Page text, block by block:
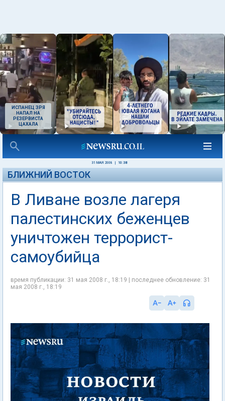
ИСПАНЕЦ ЗРЯ
НАПАЛ НА
РЕЗЕРВИСТА
ЦАХАЛА
31 МАЯ 2008 10:38
БЛИЖНИЙ ВОСТОК
В Ливане возле лагеря
палестинских беженцев
уничтожен террорист-
самоубийца
время публикации: 31 мая 2008 г., 18:19 | последнее обновление: 31
мая 2008 г., 18:19